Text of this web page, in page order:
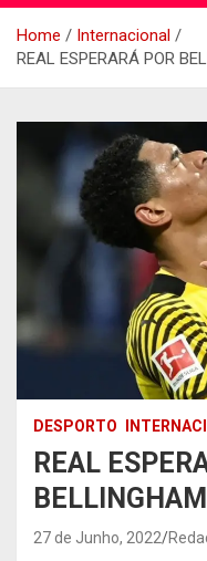
Home
Internacional
REAL ESPERARÁ POR
DESPORTO
REAL
27 de Junho, 2022